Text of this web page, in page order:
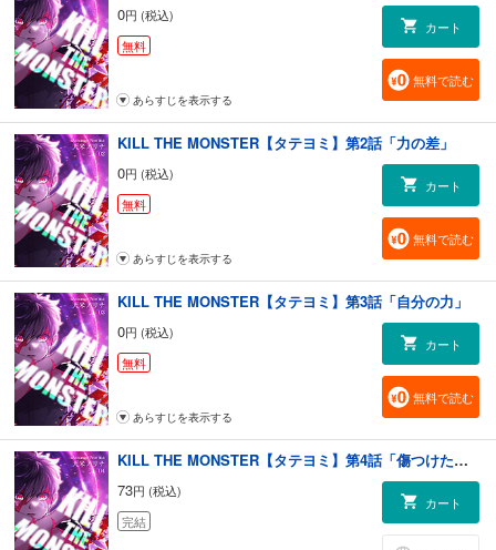
0円 (税込)
無料
カート
無料で読む
あらすじを表示する
KILL THE MONSTER【タテヨミ】第2話「力の差」
0円 (税込)
無料
カート
無料で読む
あらすじを表示する
KILL THE MONSTER【タテヨミ】第3話「自分の力」
0円 (税込)
無料
カート
無料で読む
あらすじを表示する
KILL THE MONSTER【タテヨミ】第4話「傷つけたくない」
73円 (税込)
完結
カート